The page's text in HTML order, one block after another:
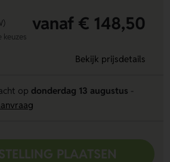
vanaf € 148,50
keuzes
Bekijk prijsdetails
op donderdag 13 augustus
PLAATSEN